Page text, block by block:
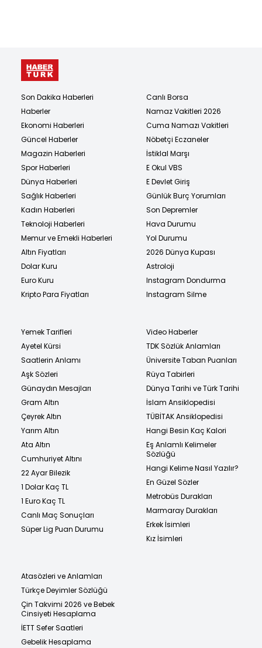
Son Dakika Haberleri
Haberler
Ekonomi Haberleri
Güncel Haberler
Magazin Haberleri
Spor Haberleri
Dünya Haberleri
Sağlık Haberleri
Kadın Haberleri
Teknoloji Haberleri
Memur ve Emekli Haberleri
Altın Fiyatları
Dolar Kuru
Euro Kuru
Kripto Para Fiyatları
Canlı Borsa
Namaz Vakitleri 2026
Cuma Namazı Vakitleri
Nöbetçi Eczaneler
İstiklal Marşı
E Okul VBS
E Devlet Giriş
Günlük Burç Yorumları
Son Depremler
Hava Durumu
Yol Durumu
2026 Dünya Kupası
Astroloji
Instagram Dondurma
Instagram Silme
Yemek Tarifleri
Ayetel Kürsi
Saatlerin Anlamı
Aşk Sözleri
Günaydın Mesajları
Gram Altın
Çeyrek Altın
Yarım Altın
Ata Altın
Cumhuriyet Altını
22 Ayar Bilezik
1 Dolar Kaç TL
1 Euro Kaç TL
Canlı Maç Sonuçları
Süper Lig Puan Durumu
Video Haberler
TDK Sözlük Anlamları
Üniversite Taban Puanları
Rüya Tabirleri
Dünya Tarihi ve Türk Tarihi
İslam Ansiklopedisi
TÜBİTAK Ansiklopedisi
Hangi Besin Kaç Kalori
Eş Anlamlı Kelimeler
Sözlüğü
Hangi Kelime Nasıl Yazılır?
En Güzel Sözler
Metrobüs Durakları
Marmaray Durakları
Erkek İsimleri
Kız İsimleri
Atasözleri ve Anlamları
Türkçe Deyimler Sözlüğü
Çin Takvimi 2026 ve Bebek
Cinsiyeti Hesaplama
İETT Sefer Saatleri
Gebelik Hesaplama